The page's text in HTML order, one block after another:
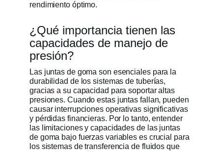
rendimiento óptimo.
¿Qué importancia tienen las
capacidades de manejo de
presión?
Las juntas de goma son esenciales para la
durabilidad de los sistemas de tuberías,
gracias a su capacidad para soportar altas
presiones. Cuando estas juntas fallan, pueden
causar interrupciones operativas significativas
y pérdidas financieras. Por lo tanto, entender
las limitaciones y capacidades de las juntas
de goma bajo fuerzas variables es crucial para
los sistemas de transferencia de fluidos que